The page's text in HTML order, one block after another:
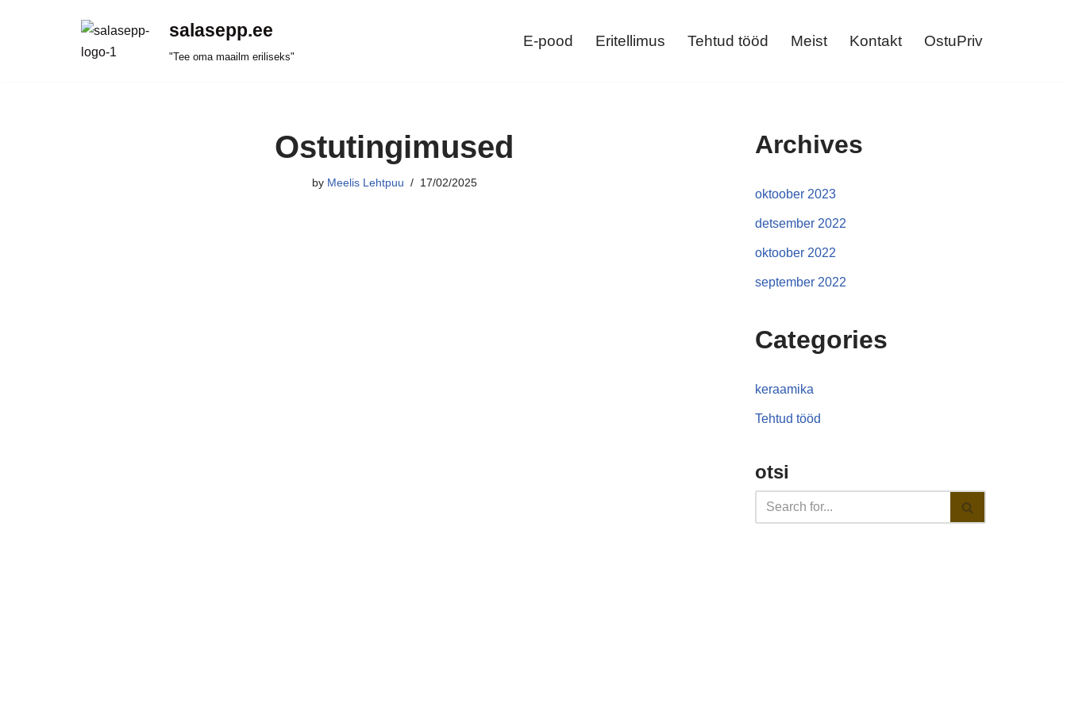
salasepp.ee
"Tee oma maailm eriliseks"
E-pood Eritellimus Tehtud tööd Meist Kontakt OstuPriv
Ostutingimused
by Meelis Lehtpuu 17/02/2025
Archives
oktoober 2023
detsember 2022
oktoober 2022
september 2022
Categories
keraamika
Tehtud tööd
otsi